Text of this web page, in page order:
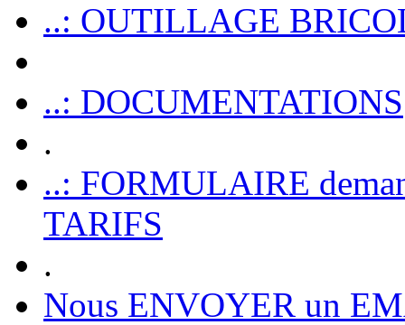
..: OUTILLAGE
..: DOCUMENTATIONS
.
..: FORMULAIRE
TARIFS
.
Nous ENVOYER un